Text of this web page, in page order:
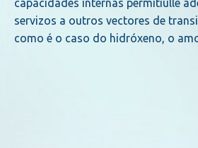
capacidades internas permitiulle
servizos a outros vectores de
como é o caso do hidróxeno, o